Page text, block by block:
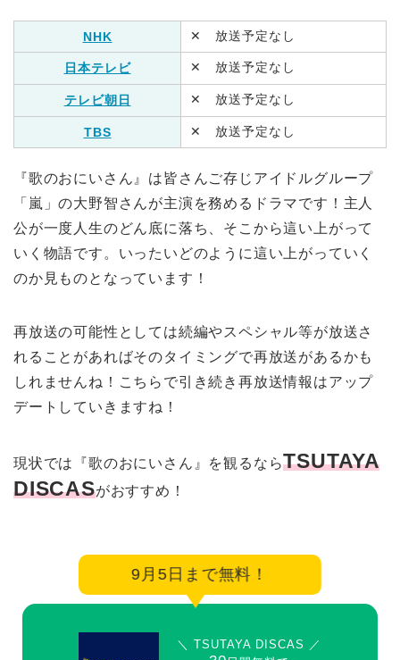
NHK ✕ 放送予定なし
日本テレビ ✕ 放送予定なし
テレビ朝日 ✕ 放送予定なし
TBS ✕ 放送予定なし
『歌のおにいさん』は皆さんご存じアイドルグループ
「嵐」の大野智さんが主演を務めるドラマです！主人
公が一度人生のどん底に落ち、そこから這い上がって
いく物語です。いったいどのように這い上がっていく
のか見ものとなっています！
再放送の可能性としては続編やスペシャル等が放送さ
れることがあればそのタイミングで再放送があるかも
しれませんね！こちらで引き続き再放送情報はアップ
デートしていきますね！
現状では『歌のおにいさん』を観るならTSUTAYA
DISCASがおすすめ！
9月5日まで無料！
＼ TSUTAYA DISCAS ／